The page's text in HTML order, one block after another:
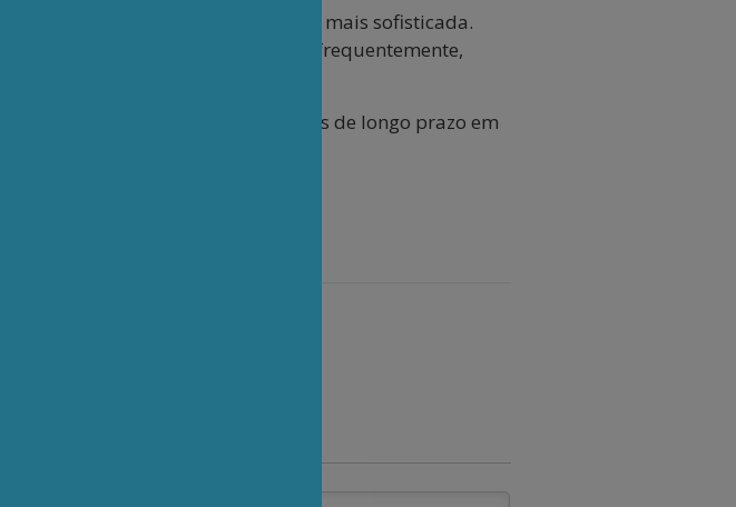
engenharia financeira cada vez mais sofisticada.
estruturais. Apenas adia e, frequentemente,
de tentar sustentar investimentos de longo prazo em